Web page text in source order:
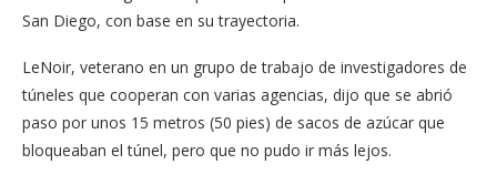
San Diego, con base en su trayectoria.
LeNoir, veterano en un grupo de trabajo de investigadores de
túneles que cooperan con varias agencias, dijo que se abrió
paso por unos 15 metros (50 pies) de sacos de azúcar que
bloqueaban el túnel, pero que no pudo ir más lejos.